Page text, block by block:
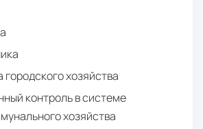
хозяйства
контроль в системе
хозяйства